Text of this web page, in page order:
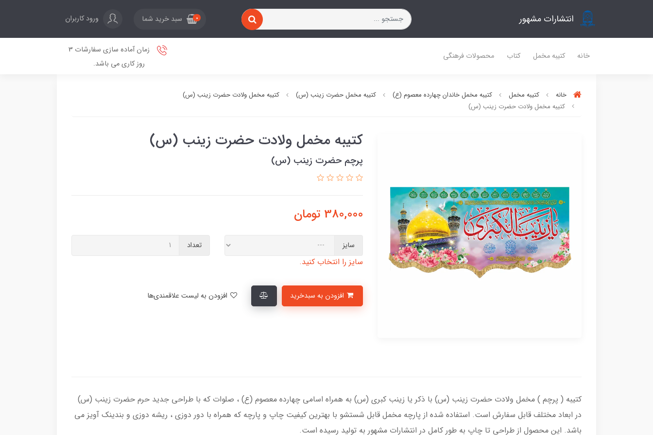
انتشارات مشهور 0 سبد خرید شما ورود کاربران
خانه کتیبه مخمل کتاب محصولات فرهنگی
زمان آماده سازی سفارشات 3
روز کاری می باشد.
خانه کتیبه مخمل کتیبه مخمل خاندان چهارده معصوم (ع) کتیبه مخمل حضرت زینب (س)
کتیبه مخمل ولادت حضرت زینب (س)
کتیبه مخمل ولادت حضرت زینب (س)
کتیبه مخمل ولادت حضرت زینب (س)
پرچم حضرت زینب (س)
380,000 تومان
سایز
سایز را انتخاب کنید.
تعداد
کتیبه ( پرچم ) مخمل ولادت حضرت زینب (س) با ذکر یا زینب کبری (س) به همراه اسامی چهارده معصوم (ع) ، صلوات که با طراحی جدید حرم حضرت زینب (س)
در ابعاد مختلف قابل سفارش است. استفاده شده از پارچه مخمل قابل شستشو با بهترین کیفیت چاپ و پارچه که همراه با دور دوزی ، ریشه دوزی و بندینک آویز می
باشد. این محصول از طراحی تا چاپ به طور کامل در انتشارات مشهور به تولید رسیده است.